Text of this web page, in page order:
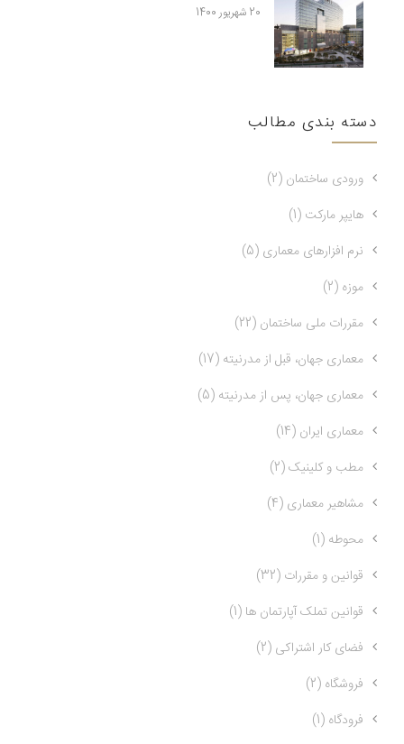
20 شهریور 1400
دسته بندی مطالب
ورودی ساختمان (2)
هایپر مارکت (1)
نرم افزارهای معماری (5)
موزه (2)
مقررات ملی ساختمان (22)
معماری جهان، قبل از مدرنیته (17)
معماری جهان، پس از مدرنیته (5)
معماری ایران (14)
مطب و کلینیک (2)
مشاهیر معماری (4)
محوطه (1)
قوانین و مقررات (32)
قوانین تملک آپارتمان ها (1)
فضای کار اشتراکی (2)
فروشگاه (2)
فرودگاه (1)